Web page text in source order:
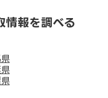
情報を調べる